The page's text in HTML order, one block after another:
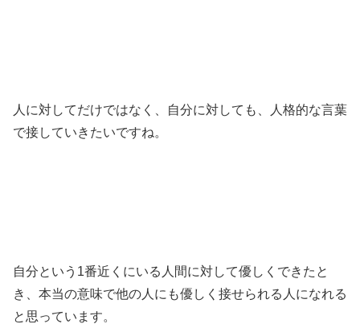
人に対してだけではなく、自分に対しても、人格的な言葉
で接していきたいですね。
自分という1番近くにいる人間に対して優しくできたと
き、本当の意味で他の人にも優しく接せられる人になれる
と思っています。